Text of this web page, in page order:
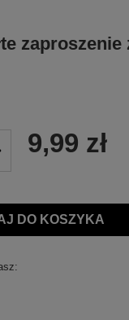
zaproszenie
9,99 zł
DO KOSZYKA